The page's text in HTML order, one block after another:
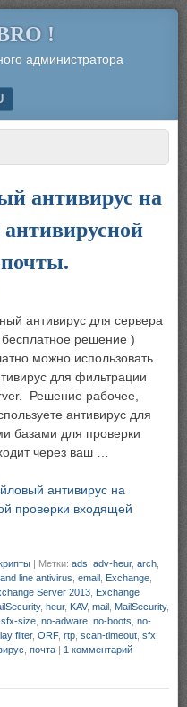
!
администратора
антивирус на
антивирус для сервера
решение )
можно использовать
для фильтрации
Решение рабочее,
антивирус для
базами для проверки
через ваш …
антивирус на
проверки входящей
| Метки: ads adv-heur, arch
line antivirus email Exchange
Server 2013 Exchange
, heur, KAV, mail MailSecurity,
size no-adware no-boots no-
filter, ORF, rtp scan-timeout sfx
почта | 1 комментарий